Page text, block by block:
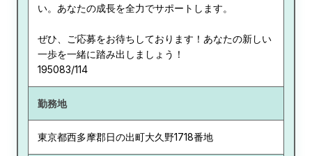
い。あなたの成長を全力でサポートします。
ぜひ、ご応募をお待ちしております！あなたの新しい
一歩を一緒に踏み出しましょう！
195083/114
勤務地
東京都西多摩郡日の出町大久野1718番地